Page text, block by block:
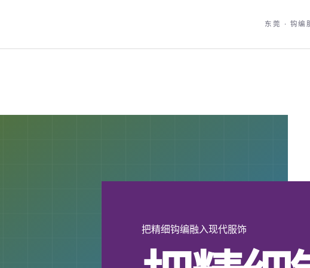
东莞 · 钩编
把精细钩编融入现代服饰